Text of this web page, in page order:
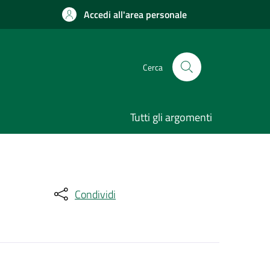
Accedi all'area personale
Cerca
Tutti gli argomenti
Condividi